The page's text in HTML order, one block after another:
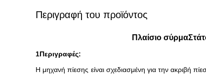
Περιγραφή του προϊόντος
Πλαίσιο σύρμα
1Περιγραφές:
Η μηχανή πίεσης είναι σχεδιασμένη για την ακριβή